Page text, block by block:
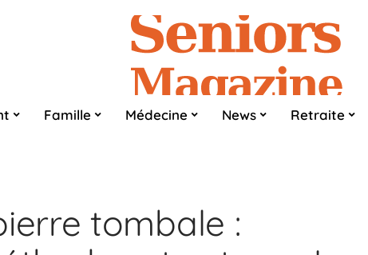
Famille Médecine News Retraite
tombale :